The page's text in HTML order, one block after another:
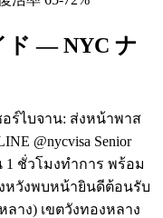
ド — NYC ナ
อร์ไบจาน: ส่งหน้าพาส
@nycvisa Senior
1 ชั่วโมงทำการ พร้อม
งหวังพบหน้ายินดีต้อนรับ
าง) เขตวังทองหลาง